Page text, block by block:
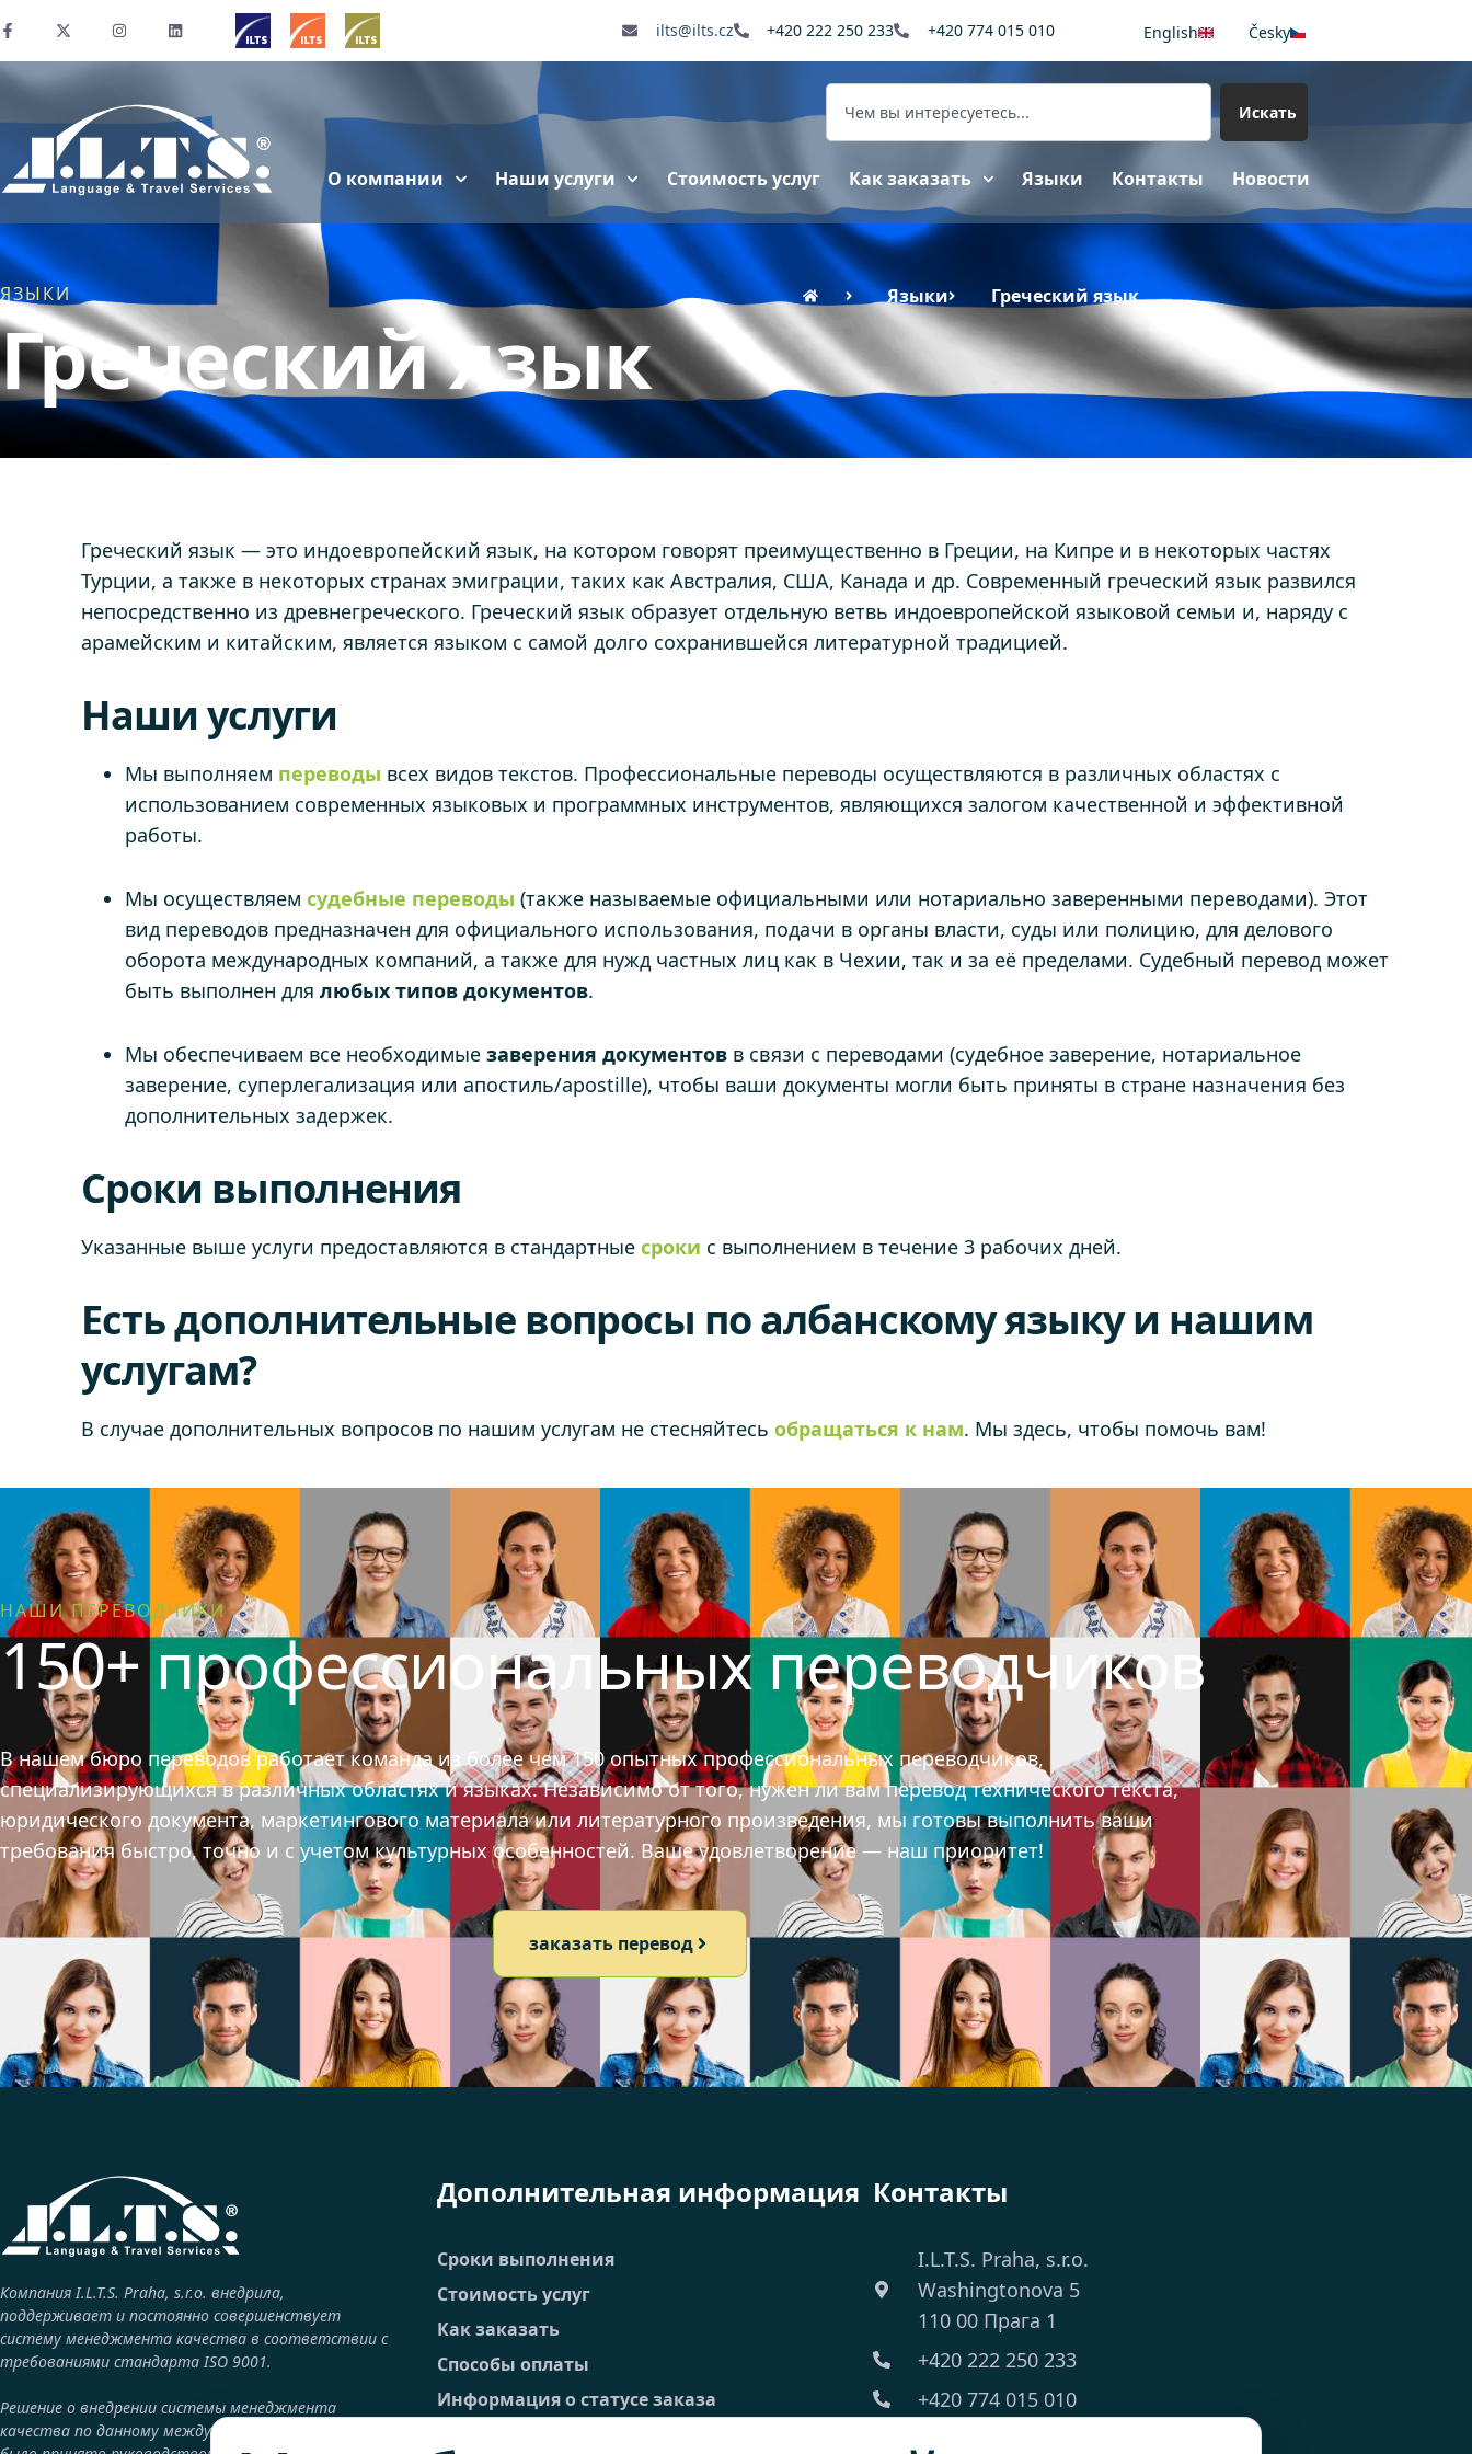
ilts@ilts.cz +420 222 250 233 +420 774 015 010 English Česky
Искать
О компании Наши услуги Стоимость услуг Как заказать Языки Контакты Новости
ЯЗЫКИ
Греческий язык
Языки Греческий язык
Греческий язык — это индоевропейский язык, на котором говорят преимущественно в Греции, на Кипре и в некоторых частях
Турции, а также в некоторых странах эмиграции, таких как Австралия, США, Канада и др. Современный греческий язык развился
непосредственно из древнегреческого. Греческий язык образует отдельную ветвь индоевропейской языковой семьи и, наряду с
арамейским и китайским, является языком с самой долго сохранившейся литературной традицией.
Наши услуги
Мы выполняем переводы всех видов текстов. Профессиональные переводы осуществляются в различных областях с
использованием современных языковых и программных инструментов, являющихся залогом качественной и эффективной
работы.
Мы осуществляем судебные переводы (также называемые официальными или нотариально заверенными переводами). Этот
вид переводов предназначен для официального использования, подачи в органы власти, суды или полицию, для делового
оборота международных компаний, а также для нужд частных лиц как в Чехии, так и за её пределами. Судебный перевод может
быть выполнен для любых типов документов.
Мы обеспечиваем все необходимые заверения документов в связи с переводами (судебное заверение, нотариальное
заверение, суперлегализация или апостиль/apostille), чтобы ваши документы могли быть приняты в стране назначения без
дополнительных задержек.
Сроки выполнения
Указанные выше услуги предоставляются в стандартные сроки с выполнением в течение 3 рабочих дней.
Есть дополнительные вопросы по албанскому языку и нашим
услугам?
В случае дополнительных вопросов по нашим услугам не стесняйтесь обращаться к нам. Мы здесь, чтобы помочь вам!
НАШИ ПЕРЕВОДЧИКИ
150+ профессиональных переводчиков
В нашем бюро переводов работает команда из более чем 150 опытных профессиональных переводчиков,
специализирующихся в различных областях и языках. Независимо от того, нужен ли вам перевод технического текста,
юридического документа, маркетингового материала или литературного произведения, мы готовы выполнить ваши
требования быстро, точно и с учетом культурных особенностей. Ваше удовлетворение — наш приоритет!
заказать перевод
Компания I.L.T.S. Praha, s.r.o. внедрила,
поддерживает и постоянно совершенствует
систему менеджмента качества в соответствии с
требованиями стандарта ISO 9001.
Решение о внедрении системы менеджмента
качества по данному международному стандарту
Дополнительная информация
Сроки выполнения
Стоимость услуг
Как заказать
Способы оплаты
Информация о статусе заказа
Контакты
I.L.T.S. Praha, s.r.o.
Washingtonova 5
110 00 Прага 1
+420 222 250 233
+420 774 015 010